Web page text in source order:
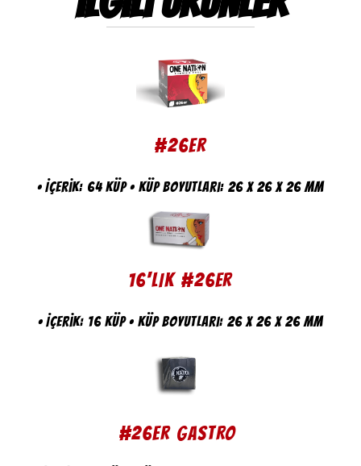
#26er
• İçerik: 64 küp • Küp boyutları: 26 x 26 x 26 mm
16'LIK #26er
• İçerik: 16 küp • Küp boyutları: 26 x 26 x 26 mm
#26er GASTRO